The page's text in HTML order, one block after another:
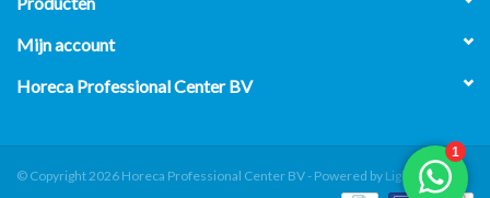
Mijn account
Horeca Professional Center BV
© Copyright 2026 Horeca Professional Center BV - Powered by Lightspeed